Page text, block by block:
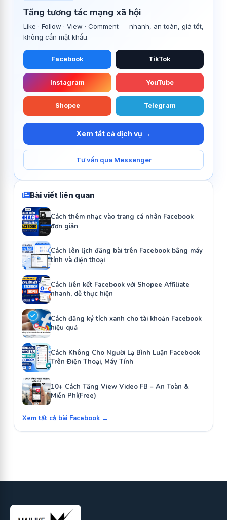
Tăng tương tác mạng xã hội
Like · Follow · View · Comment — nhanh, an toàn, giá tốt,
không cần mật khẩu.
Facebook TikTok
Instagram YouTube
Shopee Telegram
Xem tất cả dịch vụ →
Tư vấn qua Messenger
Bài viết liên quan
Cách thêm nhạc vào trang cá nhân Facebook
đơn giản
Cách lên lịch đăng bài trên Facebook bằng máy
tính và điện thoại
Cách liên kết Facebook với Shopee Affiliate
nhanh, dễ thực hiện
Cách đăng ký tích xanh cho tài khoản Facebook
hiệu quả
Cách Không Cho Người Lạ Bình Luận Facebook
Trên Điện Thoại, Máy Tính
10+ Cách Tăng View Video FB – An Toàn &
Miễn Phí(Free)
Xem tất cả bài Facebook →